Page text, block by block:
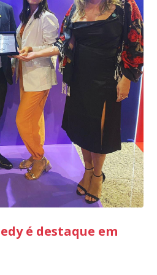
é destaque em